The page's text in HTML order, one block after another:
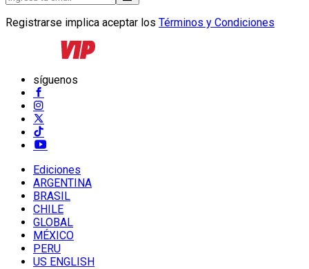
Registrarse implica aceptar los Términos y Condiciones
síguenos
Ediciones
ARGENTINA
BRASIL
CHILE
GLOBAL
MÉXICO
PERU
US ENGLISH